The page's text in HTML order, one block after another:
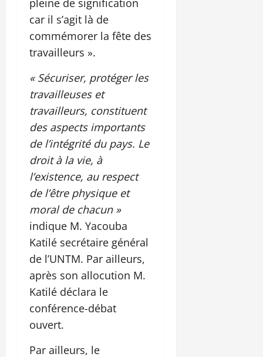
car il s’agit là de
commémorer la fête des
travailleurs ».
« Sécuriser, protéger les
travailleuses et
travailleurs, constituent
des aspects importants
de l’intégrité du pays. Le
droit à la vie, à
l’existence, au respect
de l’être physique et
moral de chacun »
indique M. Yacouba
Katilé secrétaire général
de l’UNTM. Par ailleurs,
après son allocution M.
Katilé déclara le
conférence-débat
ouvert.
Par ailleurs, le